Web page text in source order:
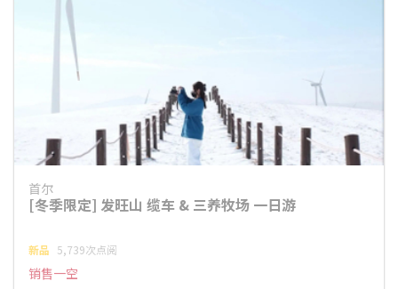
首尔
[冬季限定] 发旺山 缆车 & 三养牧场 一日游
新品 5,739次点阅
销售一空